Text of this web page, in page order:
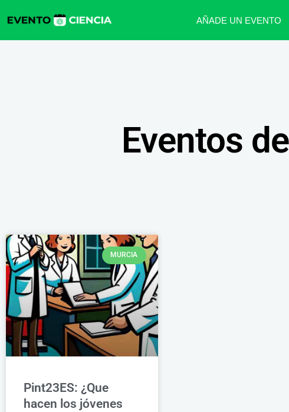
AÑADE UN EVENTO
Eventos
MURCIA
Pint23ES: ¿Que
hacen los jóvenes